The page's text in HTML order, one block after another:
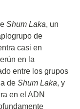
Shum Laka, un
de
casi en
en la
entre los grupos
de Shum Laka, y
en el ADN